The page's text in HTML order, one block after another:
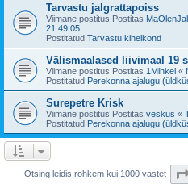
Tarvastu jalgrattapoiss
Viimane postitus Postitas
21:49:05
Postitatud Tarvastu kihelkond
Välismaalased liivimaal 19
Viimane postitus Postitas 1Mihkel «
Postitatud Perekonna ajalugu
Surepetre Krisk
Viimane postitus Postitas veskus «
Postitatud Perekonna ajalugu
Otsing leidis rohkem kui 1000 vastet